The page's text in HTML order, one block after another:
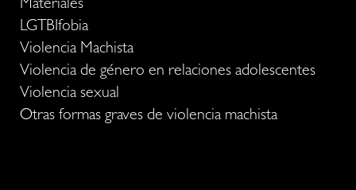
Materiales
LGTBIfobia
Violencia Machista
Violencia de género en relaciones adolescentes
Violencia sexual
Otras formas graves de violencia machista